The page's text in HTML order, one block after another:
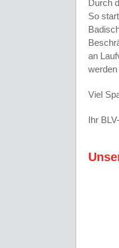
Durch
So
an
Viel
Ihr